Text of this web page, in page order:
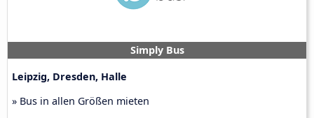
Simply Bus
Leipzig, Dresden, Halle
» Bus in allen Größen mieten